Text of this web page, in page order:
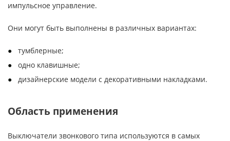
импульсное управление.
Они могут быть выполнены в различных вариантах:
тумблерные;
одно клавишные;
дизайнерские модели с декоративными накладками.
Область применения
Выключатели звонкового типа используются в самых